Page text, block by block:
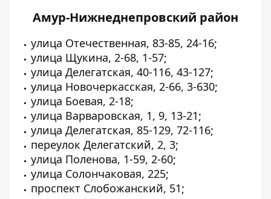
Амур-Нижнеднепровский район
улица Отечественная, 83-85, 24-16;
улица Щукина, 2-68, 1-57;
улица Делегатская, 40-116, 43-127;
улица Новочеркасская, 2-66, 3-630;
улица Боевая, 2-18;
улица Варваровская, 1, 9, 13-21;
улица Делегатская, 85-129, 72-116;
переулок Делегатский, 2, 3;
улица Поленова, 1-59, 2-60;
улица Солончаковая, 225;
проспект Слобожанский, 51;